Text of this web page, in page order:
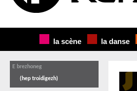
la scène la danse
E brezhoneg
(hep troidigezh)